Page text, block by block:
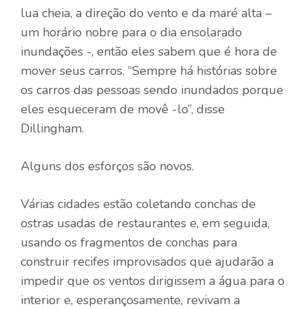
lua cheia, a direção do vento e da maré alta –
um horário nobre para o dia ensolarado
inundações -, então eles sabem que é hora de
mover seus carros. “Sempre há histórias sobre
os carros das pessoas sendo inundados porque
eles esqueceram de movê -lo”, disse
Dillingham.
Alguns dos esforços são novos.
Várias cidades estão coletando conchas de
ostras usadas de restaurantes e, em seguida,
usando os fragmentos de conchas para
construir recifes improvisados ​​que ajudarão a
impedir que os ventos dirigissem a água para o
interior e, esperançosamente, revivam a